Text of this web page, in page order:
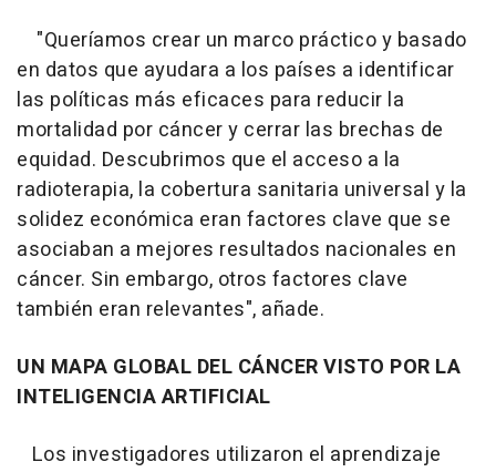
"Queríamos crear un marco práctico y basado
en datos que ayudara a los países a identificar
las políticas más eficaces para reducir la
mortalidad por cáncer y cerrar las brechas de
equidad. Descubrimos que el acceso a la
radioterapia, la cobertura sanitaria universal y la
solidez económica eran factores clave que se
asociaban a mejores resultados nacionales en
cáncer. Sin embargo, otros factores clave
también eran relevantes", añade.
UN MAPA GLOBAL DEL CÁNCER VISTO POR LA
INTELIGENCIA ARTIFICIAL
Los investigadores utilizaron el aprendizaje